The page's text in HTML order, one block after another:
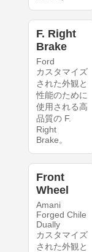
F. Right
Brake
Ford
カスタマイズ
された外観と
性能のために
使用される高
品質の F.
Right
Brake。
Front
Wheel
Amani
Forged Chile
Dually
カスタマイズ
された外観と